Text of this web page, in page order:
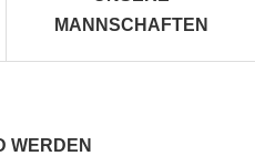
MANNSCHAFTEN
WERDEN